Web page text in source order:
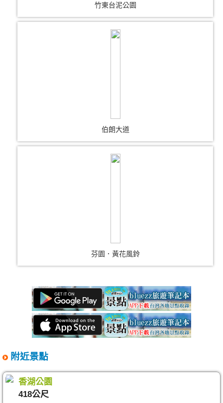
竹東台泥公園
伯朗大道
芬園．黃花風鈴
附近景點
香湖公園
418公尺